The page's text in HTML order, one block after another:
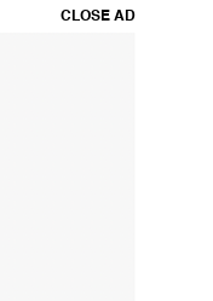
CLOSE AD